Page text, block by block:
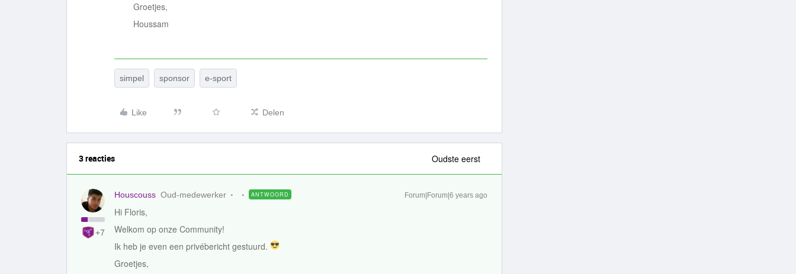
Groetjes,
Houssam
simpel sponsor e-sport
Like Delen
3 reacties Oudste eerst
+7
Houscouss Oud-medewerker ANTWOORD Forum|Forum|6 years ago
Hi Floris,
Welkom op onze Community!
Ik heb je even een privébericht gestuurd.
Groetjes,